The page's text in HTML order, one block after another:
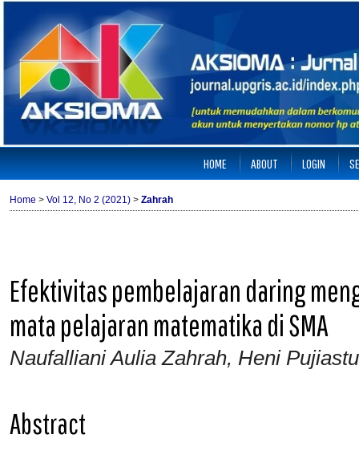
HOME ABOUT LOGIN
Home > Vol 12, No 2 (2021) > Zahrah
Efektivitas pembelajaran daring
mata pelajaran matematika di SMA
Naufalliani Aulia Zahrah, Heni
Abstract